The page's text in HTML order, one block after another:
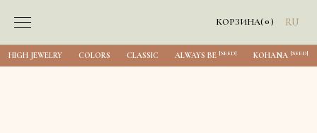
КОРЗИНА(0) RU
HIGH JEWELRY COLORS CLASSIC ALWAYS BE [SEED] KOHANA [SEED]